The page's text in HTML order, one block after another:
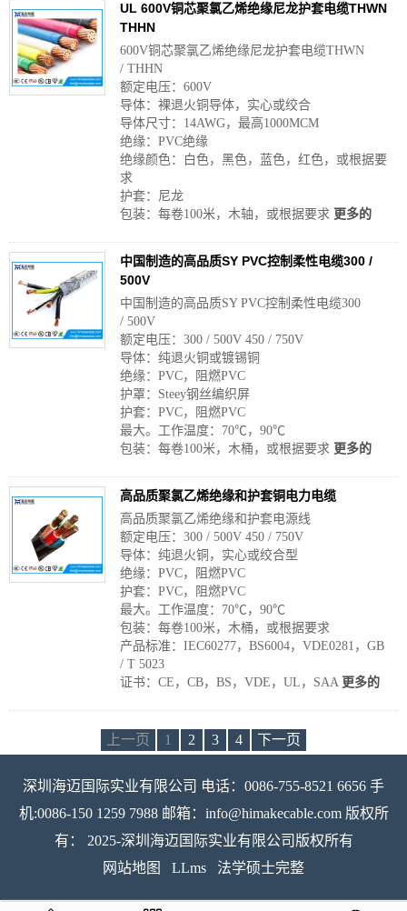
UL 600V铜芯聚氯乙烯绝缘尼龙护套电缆THWN
THHN
600V铜芯聚氯乙烯绝缘尼龙护套电缆THWN
/ THHN
额定电压：600V
导体：裸退火铜导体，实心或绞合
导体尺寸：14AWG，最高1000MCM
绝缘：PVC绝缘
绝缘颜色：白色，黑色，蓝色，红色，或根据要
求
护套：尼龙
包装：每卷100米，木轴，或根据要求 更多的
中国制造的高品质SY PVC控制柔性电缆300 /
500V
中国制造的高品质SY PVC控制柔性电缆300
/ 500V
额定电压：300 / 500V 450 / 750V
导体：纯退火铜或镀锡铜
绝缘：PVC，阻燃PVC
护罩：Steey钢丝编织屏
护套：PVC，阻燃PVC
最大。工作温度：70℃，90℃
包装：每卷100米，木桶，或根据要求 更多的
高品质聚氯乙烯绝缘和护套铜电力电缆
高品质聚氯乙烯绝缘和护套电源线
额定电压：300 / 500V 450 / 750V
导体：纯退火铜，实心或绞合型
绝缘：PVC，阻燃PVC
护套：PVC，阻燃PVC
最大。工作温度：70℃，90℃
包装：每卷100米，木桶，或根据要求
产品标准：IEC60277，BS6004，VDE0281，GB
/ T 5023
证书：CE，CB，BS，VDE，UL，SAA 更多的
上一页 1 2 3 4 下一页
深圳海迈国际实业有限公司 电话：0086-755-8521 6656 手
机:0086-150 1259 7988 邮箱：info@himakecable.com 版权所
有： 2025-深圳海迈国际实业有限公司版权所有
网站地图
LLms 法学硕士完整